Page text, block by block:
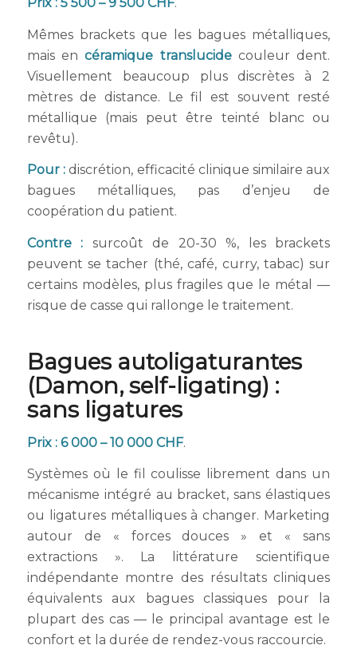
Mêmes brackets que les bagues métalliques,
mais encéramique translucidecouleur dent.
Visuellement beaucoup plus discrètes à 2
mètres de distance. Le fil est souvent resté
métallique (mais peut être teinté blanc ou
revêtu).
Pour :discrétion, efficacité clinique similaire aux
bagues métalliques, pas d’enjeu de
coopération du patient.
Contre : surcoût de 20-30 %, les brackets
peuvent se tacher (thé, café, curry, tabac) sur
certains modèles, plus fragiles que le métal —
risque de casse qui rallonge le traitement.
Bagues autoligaturantes
(Damon, self-ligating) :
sans ligatures
Prix : 6 000 – 10 000 CHF.
Systèmes où le fil coulisse librement dans un
mécanisme intégré au bracket, sans élastiques
ou ligatures métalliques à changer. Marketing
autour de « forces douces » et « sans
extractions ». La littérature scientifique
indépendante montre des résultats cliniques
équivalents aux bagues classiques pour la
plupart des cas — le principal avantage est le
confort et la durée de rendez-vous raccourcie.